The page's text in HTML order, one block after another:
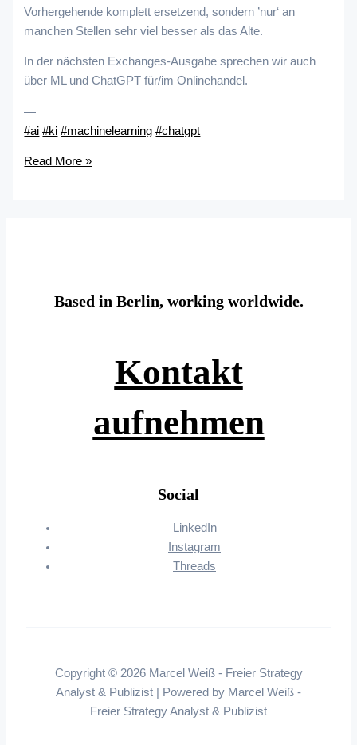
Vorhergehende komplett ersetzend, sondern ’nur‘ an
manchen Stellen sehr viel besser als das Alte.
In der nächsten Exchanges-Ausgabe sprechen wir auch
über ML und ChatGPT für/im Onlinehandel.
—
#ai #ki #machinelearning #chatgpt
Read More »
Based in Berlin, working worldwide.
Kontakt
aufnehmen
Social
LinkedIn
Instagram
Threads
Copyright © 2026 Marcel Weiß - Freier Strategy
Analyst & Publizist | Powered by Marcel Weiß -
Freier Strategy Analyst & Publizist